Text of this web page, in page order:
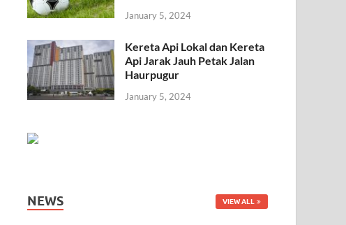
January 5, 2024
Kereta Api Lokal dan Kereta
Api Jarak Jauh Petak Jalan
Haurpugur
January 5, 2024
NEWS VIEW ALL